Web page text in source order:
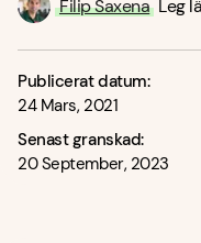
Filip Saxena Leg
Publicerat datum:
24 Mars, 2021
Senast granskad:
20 September, 2023